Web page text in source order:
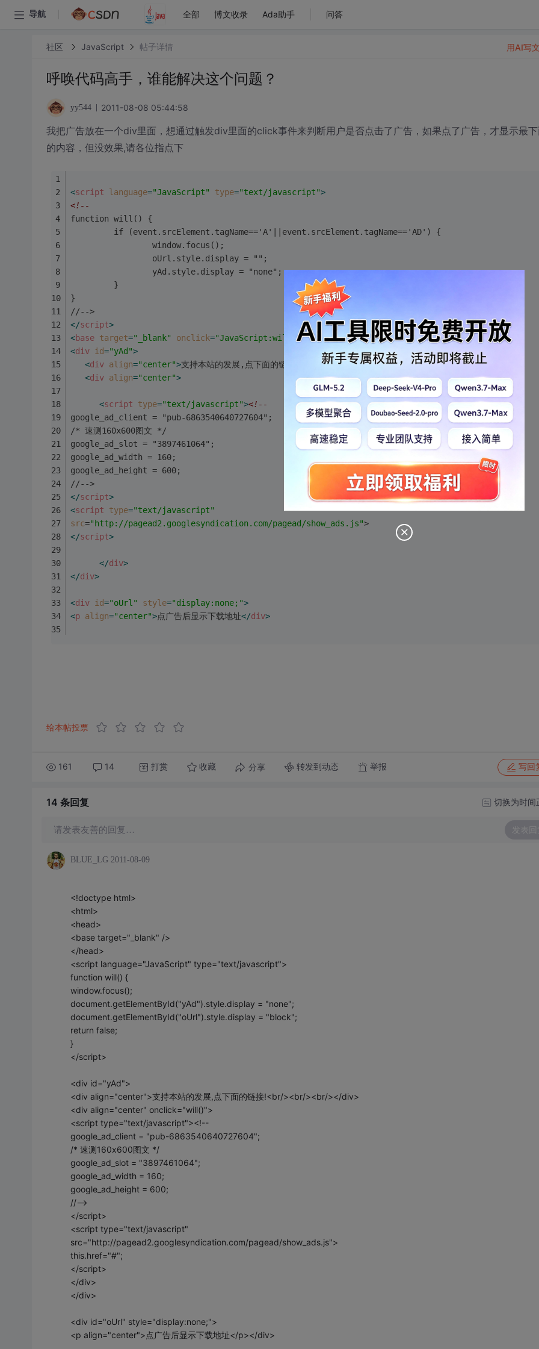
导航 全部 博文收录 Ada助手 问答
社区 JavaScript 帖子详情
呼唤代码高手，谁能解决这个问题？
yy544 2011-08-08 05:44:58
我把广告放在一个div里面，想通过触发div里面的click事件来判断用户是否点击了广告，如果点了广告，才显示最
的内容，但没效果,请各位指点下
<script language="JavaScript" type="text/javascript">
<!--
function will() {
         if (event.srcElement.tagName=='A'||event.srcElement.tagName=='AD') {
                 window.focus();
                 oUrl.style.display = "";
                 yAd.style.display = "none";
         }
}
//-->
</script>
<base target="_blank" onclick="JavaScript:will()">
<div id="yAd">
<div align="center">支持本站的发展,点下面的链接! /><br/> <br/></div>
<div align="center">
<script type="text/javascript"><!--
google_ad_client = "pub-6863540640727604";
/* 速测160x600图文 */
google_ad_slot = "3897461064";
google_ad_width = 160;
google_ad_height = 600;
//-->
</script>
<script type="text/javascript"
src="http://pagead2.googlesyndication.com/pagead/show_ads.js">
</script>
</div>
</div>
<div id="oUrl" style="display:none;">
<p align="center">点广告后显示下载地址</div>
给本帖投票
161 14 打赏 收藏 分享 转发到动态 举报 写回
用AI写
14 条回复 切换为时间
请发表友善的回复… 发表回
BLUE_LG 2011-08-09
<!doctype html>
<html>
<head>
<base target="_blank" />
</head>
<script language="JavaScript" type="text/javascript">
function will() {
window.focus();
document.getElementById("yAd").style.display = "none";
document.getElementById("oUrl").style.display = "block";
return false;
}
</script>
<div id="yAd">
<div align="center">支持本站的发展,点下面的链接!<br/><br/><br/></div>
<div align="center" onclick="will()">
<script type="text/javascript"><!--
google_ad_client = "pub-6863540640727604";
/* 速测160x600图文 */
google_ad_slot = "3897461064";
google_ad_width = 160;
google_ad_height = 600;
//-->
</script>
<script type="text/javascript"
src="http://pagead2.googlesyndication.com/pagead/show_ads.js">
this.href="#";
</script>
</div>
</div>
<div id="oUrl" style="display:none;">
<p align="center">点广告后显示下载地址</p></div>